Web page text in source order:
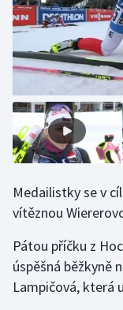
Judo
Krasobruslení
Lezení
Lyže a snowboard
Motorsport
Olympijské hry
Parasport
Medailistky se v
vítěznou
Pátou příčku z
úspěšná běžkyně
Lampičová, která